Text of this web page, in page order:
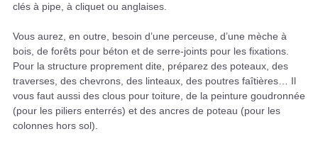
clés à pipe, à cliquet ou anglaises.
Vous aurez, en outre, besoin d’une perceuse, d’une mèche à
bois, de forêts pour béton et de serre-joints pour les fixations.
Pour la structure proprement dite, préparez des poteaux, des
traverses, des chevrons, des linteaux, des poutres faîtières… Il
vous faut aussi des clous pour toiture, de la peinture goudronnée
(pour les piliers enterrés) et des ancres de poteau (pour les
colonnes hors sol).